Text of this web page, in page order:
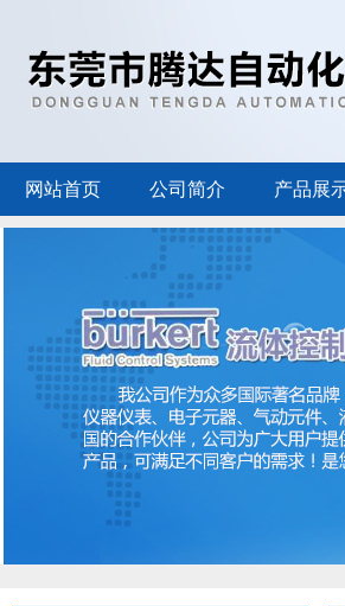
网站首页 公司简介 产品展